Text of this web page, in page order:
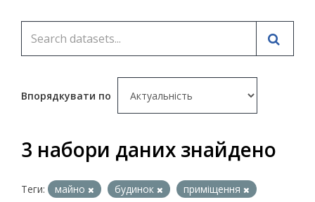
Впорядкувати по
3 набори даних знайдено
Теги: майно будинок
приміщення